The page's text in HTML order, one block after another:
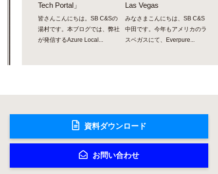
Tech Portal」
皆さんこんにちは。SB C&Sの
湯村です。本ブログでは、弊社
が発信するAzure Local...
Las Vegas
みなさまこんにちは、SB C&S
中田です。今年もアメリカのラ
スベガスにて、Everpure...
資料ダウンロード
お問い合わせ